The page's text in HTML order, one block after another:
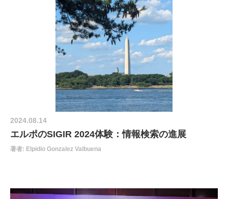
2024.08.14
エルポのSIGIR 2024体験：情報検索の進展
著者: Elpidio Gonzalez Valbuena